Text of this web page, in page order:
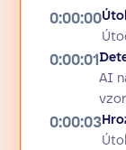
0:00:00
0:00:01
AI
0:00:03